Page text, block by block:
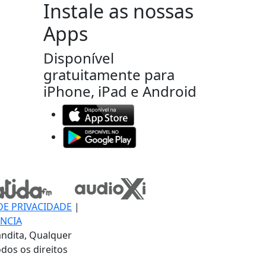
Instale as nossas
Apps
Disponível
gratuitamente para
iPhone, iPad e Android
PRIVACIDADE |
Qualquer
os direitos